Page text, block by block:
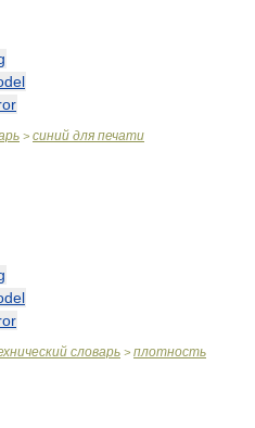
> синий для печати
словарь > плотность